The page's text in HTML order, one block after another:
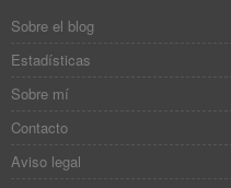
Sobre el blog
Estadísticas
Sobre mí
Contacto
Aviso legal